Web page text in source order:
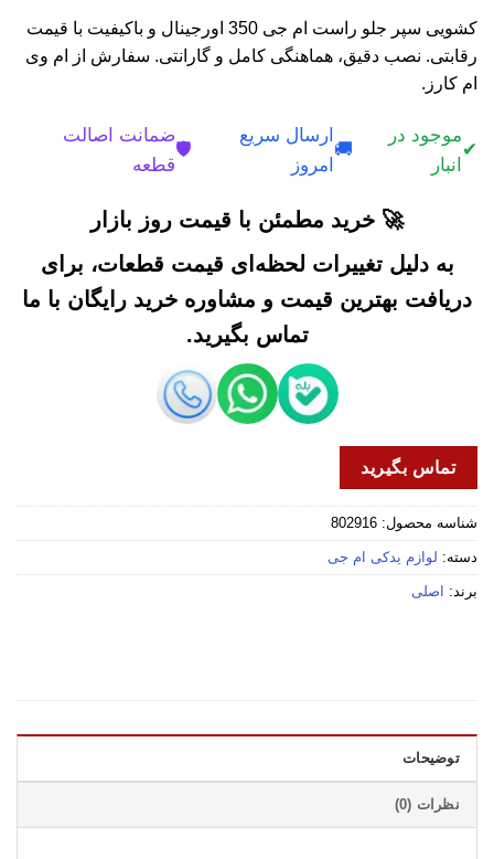
کشویی سپر جلو راست ام جی 350 اورجینال و باکیفیت با قیمت
رقابتی. نصب دقیق، هماهنگی کامل و گارانتی. سفارش از ام وی
ام کارز.
✔
موجود در
انبار
🚚
ارسال سریع
امروز
🛡️
ضمانت اصالت
قطعه
🚀 خرید مطمئن با قیمت روز بازار
به دلیل تغییرات لحظه‌ای قیمت قطعات، برای
دریافت بهترین قیمت و مشاوره خرید رایگان با ما
تماس بگیرید.
تماس بگیرید
شناسه محصول: 802916
دسته: لوازم یدکی ام جی
برند: اصلی
توضیحات
نظرات (0)